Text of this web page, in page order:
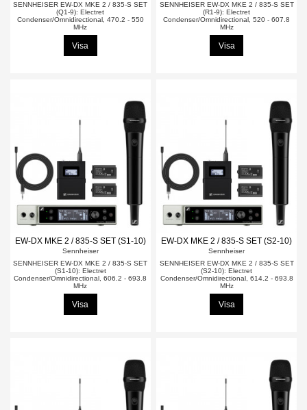
SENNHEISER EW-DX MKE 2 / 835-S SET
(Q1-9): Electret
Condenser/Omnidirectional, 470.2 - 550
MHz
Visa
SENNHEISER EW-DX MKE 2 / 835-S SET
(R1-9): Electret
Condenser/Omnidirectional, 520 - 607.8
MHz
Visa
EW-DX MKE 2 / 835-S SET (S1-10)
Sennheiser
SENNHEISER EW-DX MKE 2 / 835-S SET
(S1-10): Electret
Condenser/Omnidirectional, 606.2 - 693.8
MHz
Visa
EW-DX MKE 2 / 835-S SET (S2-10)
Sennheiser
SENNHEISER EW-DX MKE 2 / 835-S SET
(S2-10): Electret
Condenser/Omnidirectional, 614.2 - 693.8
MHz
Visa